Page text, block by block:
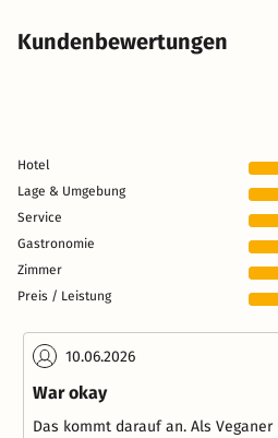
Kundenbewertungen
Hotel
Lage & Umgebung
Service
Gastronomie
Zimmer
Preis / Leistung
10.06.2026
War okay
Das kommt darauf an. Als